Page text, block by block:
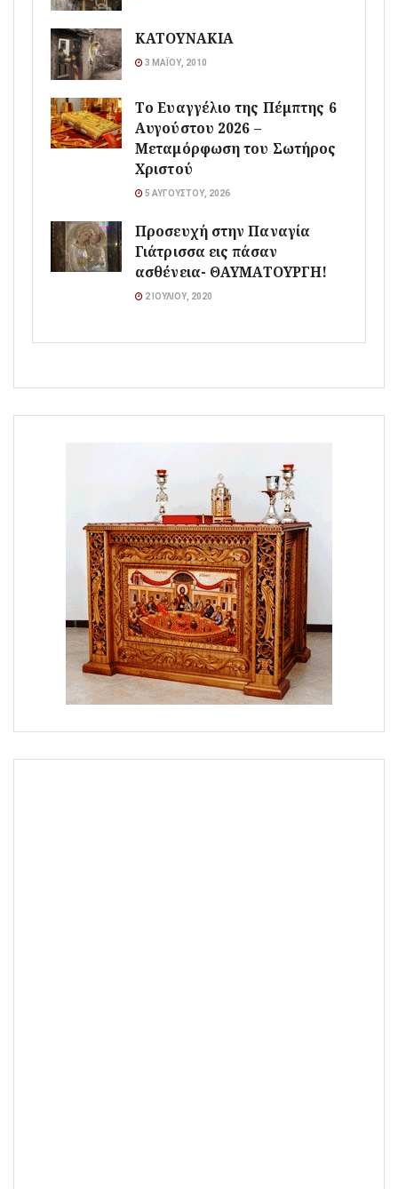
ΚΑΤΟΥΝΑΚΙΑ
3 ΜΑΪ́ΟΥ, 2010
Το Ευαγγέλιο της Πέμπτης 6
Αυγούστου 2026 –
Μεταμόρφωση του Σωτήρος
Χριστού
5 ΑΥΓΟΎΣΤΟΥ, 2026
Προσευχή στην Παναγία
Γιάτρισσα εις πάσαν
ασθένεια- ΘΑΥΜΑΤΟΥΡΓΗ!
2 ΙΟΥΛΊΟΥ, 2020